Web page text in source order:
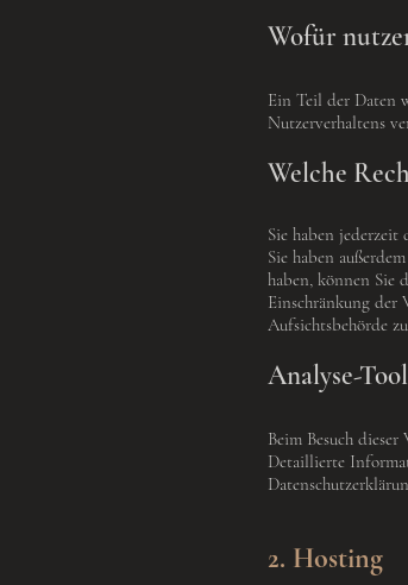
Wofür
Ein Teil der Daten
Nutzerverhaltens
Welche
Sie haben
Sie haben
haben, können Sie
Einschränkung der
Aufsichtsbehörde
Analyse-
Beim Besuch
Detaillierte
2. Hosting